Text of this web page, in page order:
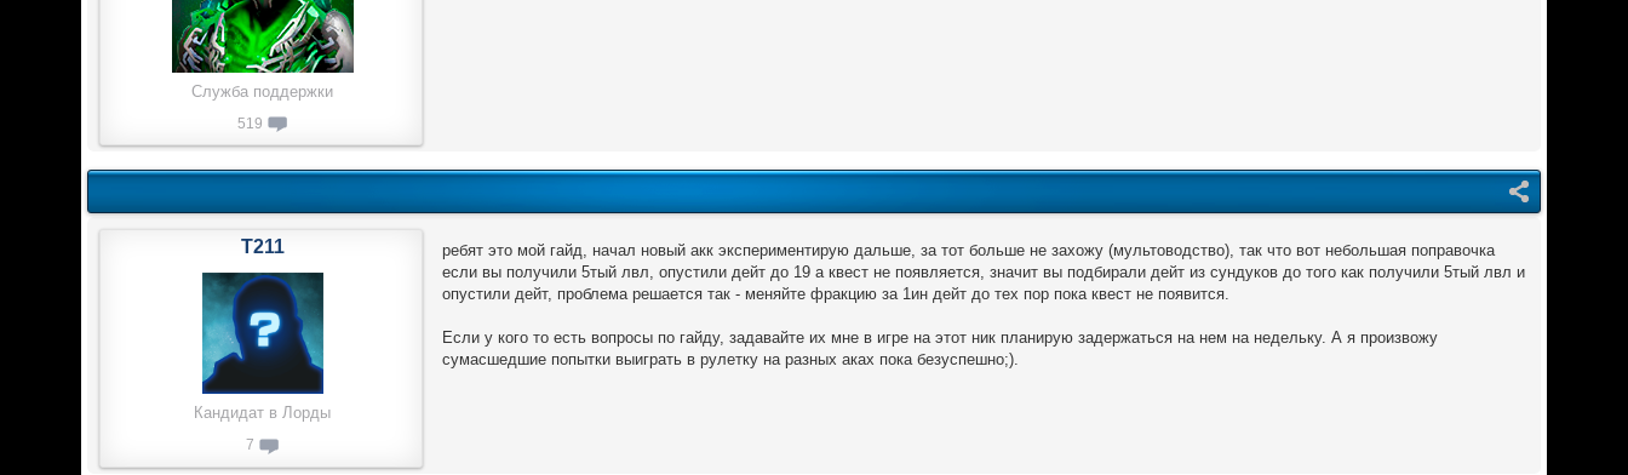
Служба поддержки
519
ребят это мой гайд, начал новый акк экспериментирую дальше, за тот больше не захожу (мультоводство), так что вот небольшая поправочка
если вы получили 5тый лвл, опустили дейт до 19 а квест не появляется, значит вы подбирали дейт из сундуков до того как получили 5тый лвл и
опустили дейт, проблема решается так - меняйте фракцию за 1ин дейт до тех пор пока квест не появится.
Если у кого то есть вопросы по гайду, задавайте их мне в игре на этот ник планирую задержаться на нем на недельку. А я произвожу
сумасшедшие попытки выиграть в рулетку на разных аках пока безуспешно;).
T211
Кандидат в Лорды
7